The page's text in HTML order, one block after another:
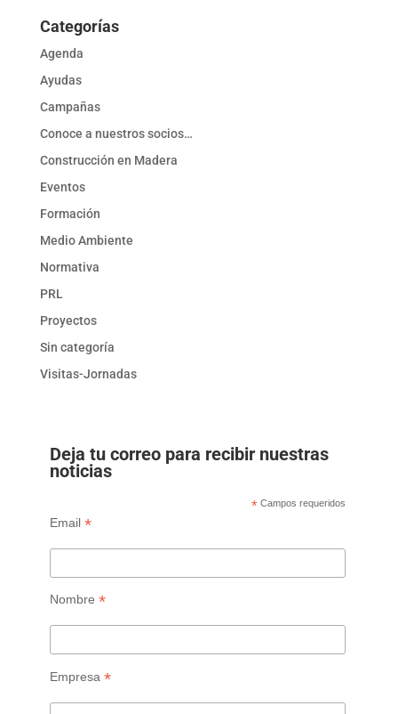
Categorías
Agenda
Ayudas
Campañas
Conoce a nuestros socios…
Construcción en Madera
Eventos
Formación
Medio Ambiente
Normativa
PRL
Proyectos
Sin categoría
Visitas-Jornadas
Deja tu correo para recibir nuestras
noticias
* Campos requeridos
Email *
Nombre *
Empresa *